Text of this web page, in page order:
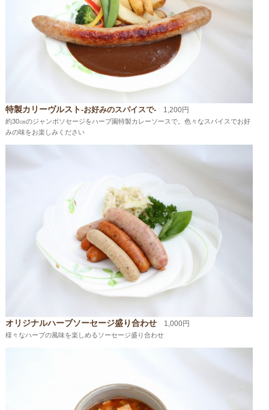
特製カリーヴルスト-お好みのスパイスで-1,200円
約30㎝のジャンボソセージをハーブ園特製カレーソースで。色々なスパイスでお好
みの味をお楽しみください
オリジナルハーブソーセージ盛り合わせ1,000円
様々なハーブの風味を楽しめるソーセージ盛り合わせ